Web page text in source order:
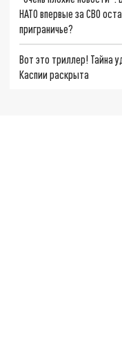
НАТО впервые за СВО
приграничье?
Вот это триллер! Тайна
Каспии раскрыта